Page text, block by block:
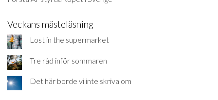
Veckans måsteläsning
Lost in the supermarket
Tre råd inför sommaren
Det här borde vi inte skriva om